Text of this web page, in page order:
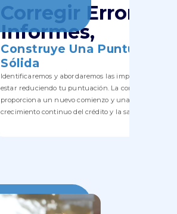
Corregir Errores
Informes,
Construye Una Puntuación
Sólida
Identificaremos y abordaremos las imprecisiones
estar reduciendo tu puntuación. La corrección de
proporciona un nuevo comienzo y una base sólida
crecimiento continuo del crédito y la salud